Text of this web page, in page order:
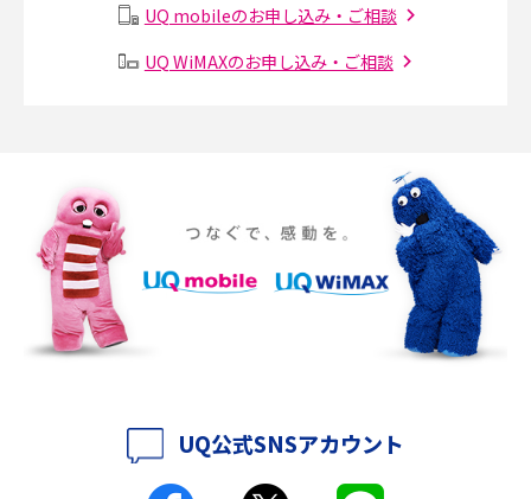
Instagram（インスタグラム）でスクショするとバレる？バレるケースや撮
iPhone 16eとiPhone SE（第3世代）の違いは？サイズやスペックを比較し
て解説
iPhone 16eとiPhone 14を徹底比較！スペック・機能の違いをわかりやすく
紹介
iPhone 16とiPhone 15の違いは？カメラ・スペック・機能を徹底比較
UQ mobileのお申し込み・ご相談
UQ WiMAXのお申し込み・ご相談
UQ公式SNSアカウント